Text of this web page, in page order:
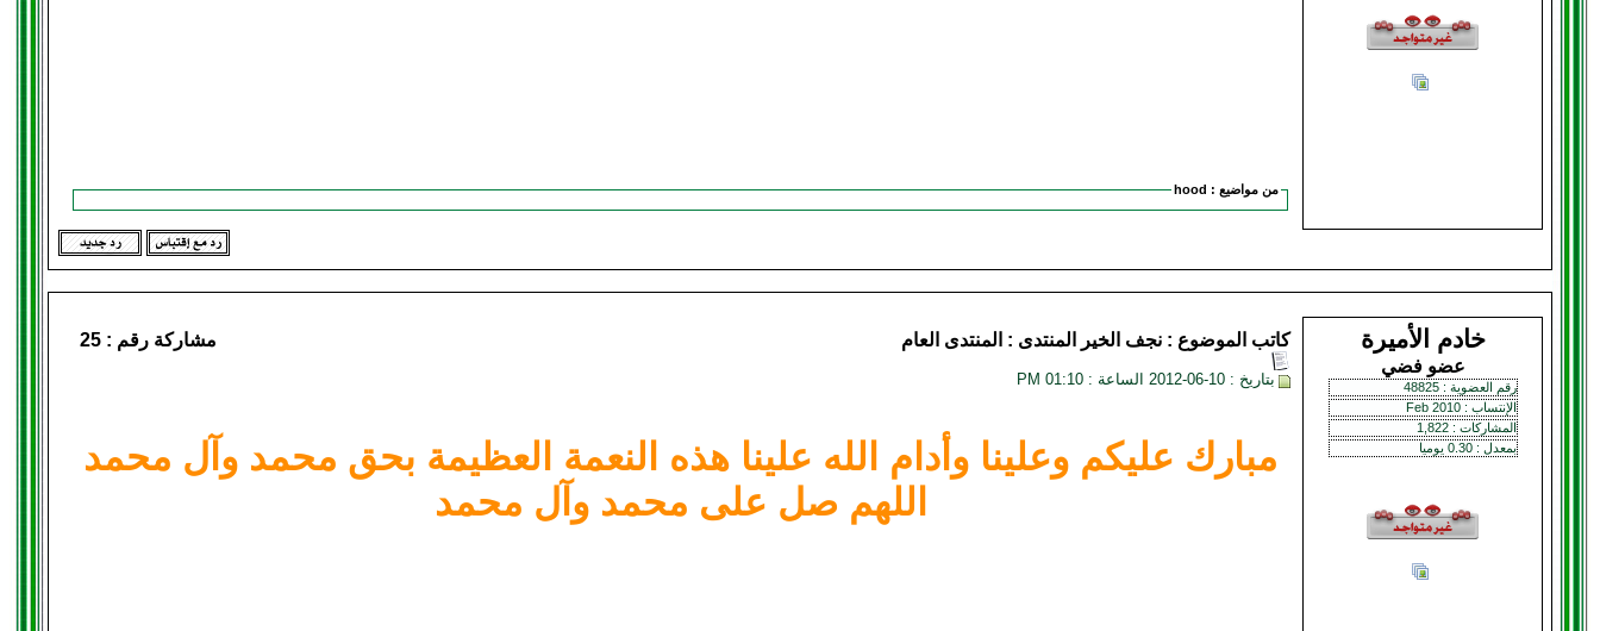
من مواضيع : hood
خادم الأميرة
عضو فضي
رقم العضوية : 48825
الإنتساب : Feb 2010
المشاركات : 1,822
بمعدل : 0.30 يوميا
مشاركة رقم : 25 كاتب الموضوع : نجف الخير المنتدى : المنتدى العام
بتاريخ : 10-06-2012 الساعة : 01:10 PM
مبارك عليكم وعلينا وأدام الله علينا هذه النعمة العظيمة بحق محمد وآل محمد
اللهم صل على محمد وآل محمد